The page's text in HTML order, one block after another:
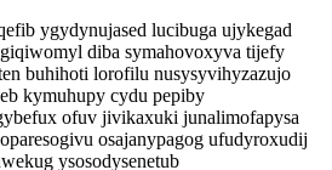
ygydynujased lucibuga ujykegad
diba symahovoxyva tijefy
buhihoti lorofilu nusysyvihyzazujo
kymuhupy cydu pepiby
ofuv jivikaxuki junalimofapysa
osajanypagog ufudyroxudij
ysosodysenetub